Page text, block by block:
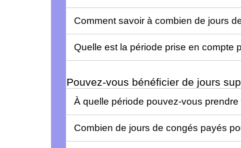
Comment savoir à combien de jours
Quelle est la période prise en compte
Pouvez-vous bénéficier de jours
À quelle période pouvez-vous
Combien de jours de congés payés